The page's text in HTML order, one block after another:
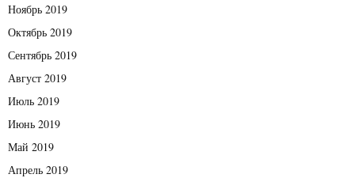
Ноябрь 2019
Октябрь 2019
Сентябрь 2019
Август 2019
Июль 2019
Июнь 2019
Май 2019
Апрель 2019